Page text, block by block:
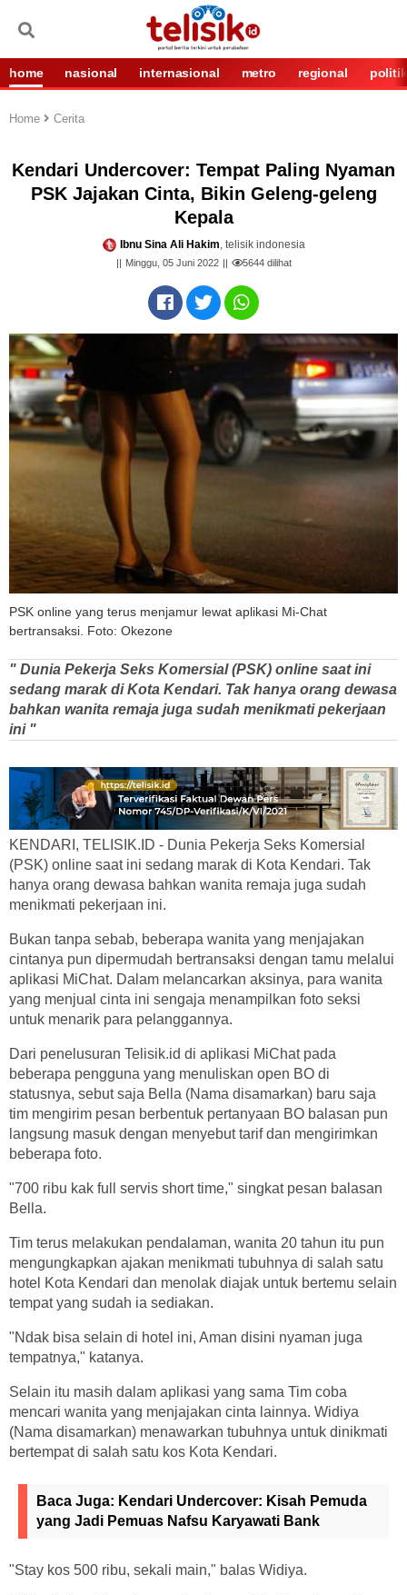
home nasional internasional metro regional politik
Home Cerita
Kendari Undercover: Tempat Paling Nyaman
PSK Jajakan Cinta, Bikin Geleng-geleng
Kepala
Ibnu Sina Ali Hakim, telisik indonesia
Minggu, 05 Juni 2022 5644dilihat
PSK online yang terus menjamur lewat aplikasi Mi-Chat
bertransaksi. Foto: Okezone
" Dunia Pekerja Seks Komersial (PSK) online saat ini
sedang marak di Kota Kendari. Tak hanya orang dewasa
bahkan wanita remaja juga sudah menikmati pekerjaan
ini "
KENDARI, TELISIK.ID - Dunia Pekerja Seks Komersial
(PSK) online saat ini sedang marak di Kota Kendari. Tak
hanya orang dewasa bahkan wanita remaja juga sudah
menikmati pekerjaan ini.
Bukan tanpa sebab, beberapa wanita yang menjajakan
cintanya pun dipermudah bertransaksi dengan tamu melalui
aplikasi MiChat. Dalam melancarkan aksinya, para wanita
yang menjual cinta ini sengaja menampilkan foto seksi
untuk menarik para pelanggannya.
Dari penelusuran Telisik.id di aplikasi MiChat pada
beberapa pengguna yang menuliskan open BO di
statusnya, sebut saja Bella (Nama disamarkan) baru saja
tim mengirim pesan berbentuk pertanyaan BO balasan pun
langsung masuk dengan menyebut tarif dan mengirimkan
beberapa foto.
"700 ribu kak full servis short time," singkat pesan balasan
Bella.
Tim terus melakukan pendalaman, wanita 20 tahun itu pun
mengungkapkan ajakan menikmati tubuhnya di salah satu
hotel Kota Kendari dan menolak diajak untuk bertemu selain
tempat yang sudah ia sediakan.
"Ndak bisa selain di hotel ini, Aman disini nyaman juga
tempatnya," katanya.
Selain itu masih dalam aplikasi yang sama Tim coba
mencari wanita yang menjajakan cinta lainnya. Widiya
(Nama disamarkan) menawarkan tubuhnya untuk dinikmati
bertempat di salah satu kos Kota Kendari.
Baca Juga: Kendari Undercover: Kisah Pemuda
yang Jadi Pemuas Nafsu Karyawati Bank
"Stay kos 500 ribu, sekali main," balas Widiya.